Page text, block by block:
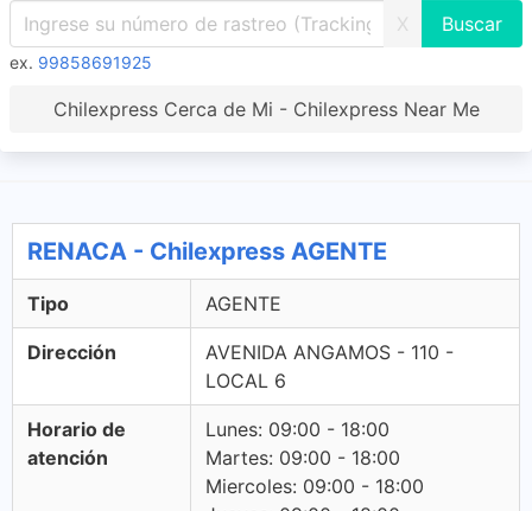
X
ex. 99858691925
Chilexpress Cerca de Mi - Chilexpress Near Me
RENACA - Chilexpress AGENTE
Tipo AGENTE
Dirección
AVENIDA ANGAMOS - 110 -
LOCAL 6
Horario de
atención
Lunes: 09:00 - 18:00
Martes: 09:00 - 18:00
Miercoles: 09:00 - 18:00